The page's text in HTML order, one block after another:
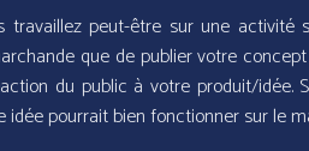
peut-être sur une activité
que de publier votre
du public à votre produit/idée.
idée pourrait bien fonctionner sur le